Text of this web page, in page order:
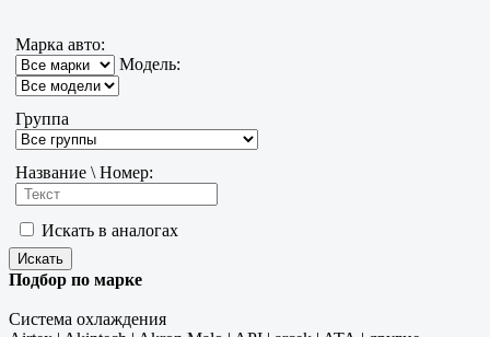
Марка авто:
Модель:
Группа
Название \ Номер:
Искать в аналогах
Подбор по марке
Система охлаждения